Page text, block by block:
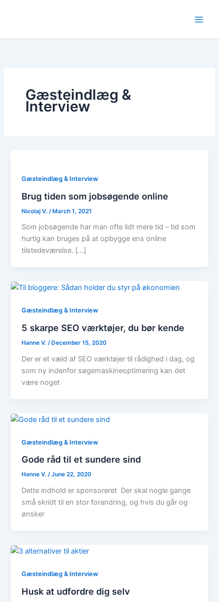
Gæsteindlæg &
Interview
Gæsteindlæg & Interview
Brug tiden som jobsøgende online
Nicolaj V. /March 1, 2021
Som jobsøgende har man ofte lidt mere tid – tid som
hurtig kan bruges på at opbygge ens online
tilstedeværelse. […]
Gæsteindlæg & Interview
5 skarpe SEO værktøjer, du bør kende
Hanne V./ December 15, 2020
Der er et væld af SEO værktøjer til rådighed i dag, og
som ny indenfor søgemaskineoptimering kan det
være noget
Gæsteindlæg & Interview
Gode råd til et sundere sind
Hanne V./June 22, 2020
Dette indhold er sponsoreret Der skal nogle gange
små skridt til en stor forandring, og hvis du går og
ønsker
Gæsteindlæg & Interview
Husk at udfordre dig selv